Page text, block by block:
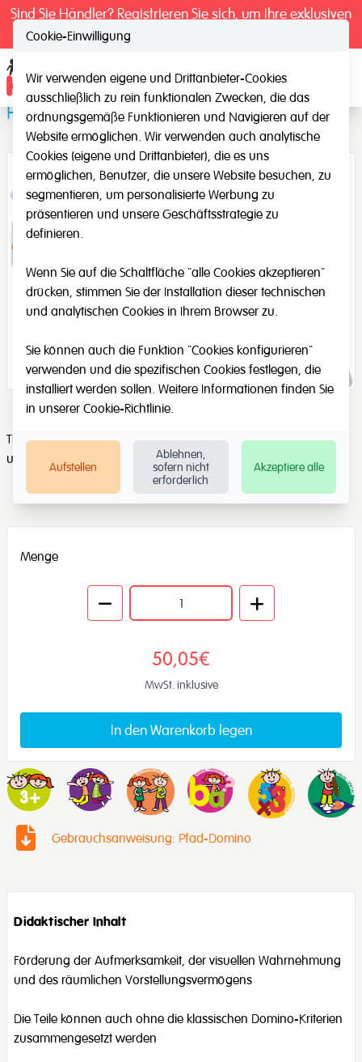
Sind Sie Händler? Registrieren Sie sich, um Ihre exklusiven
Pfad-Domino
Trainieren Sie die Aufmerksamkeit, die visuelle Wahrnehmung
und die räumliche Darstellung
Menge
50,05€
MwSt. inklusive
In den Warenkorb legen
Gebrauchsanweisung: Pfad-Domino
Didaktischer Inhalt
Förderung der Aufmerksamkeit, der visuellen Wahrnehmung
und des räumlichen Vorstellungsvermögens
Die Teile können auch ohne die klassischen Domino-Kriterien
zusammengesetzt werden
Cookie-Einwilligung
Wir verwenden eigene und Drittanbieter-Cookies
ausschließlich zu rein funktionalen Zwecken, die das
ordnungsgemäße Funktionieren und Navigieren auf der
Website ermöglichen. Wir verwenden auch analytische
Cookies (eigene und Drittanbieter), die es uns
ermöglichen, Benutzer, die unsere Website besuchen, zu
segmentieren, um personalisierte Werbung zu
präsentieren und unsere Geschäftsstrategie zu
definieren.
Wenn Sie auf die Schaltfläche "alle Cookies akzeptieren"
drücken, stimmen Sie der Installation dieser technischen
und analytischen Cookies in Ihrem Browser zu.
Sie können auch die Funktion "Cookies konfigurieren"
verwenden und die spezifischen Cookies festlegen, die
installiert werden sollen. Weitere Informationen finden Sie
in unserer Cookie-Richtlinie.
Aufstellen
Ablehnen,
sofern nicht
erforderlich
Akzeptiere alle